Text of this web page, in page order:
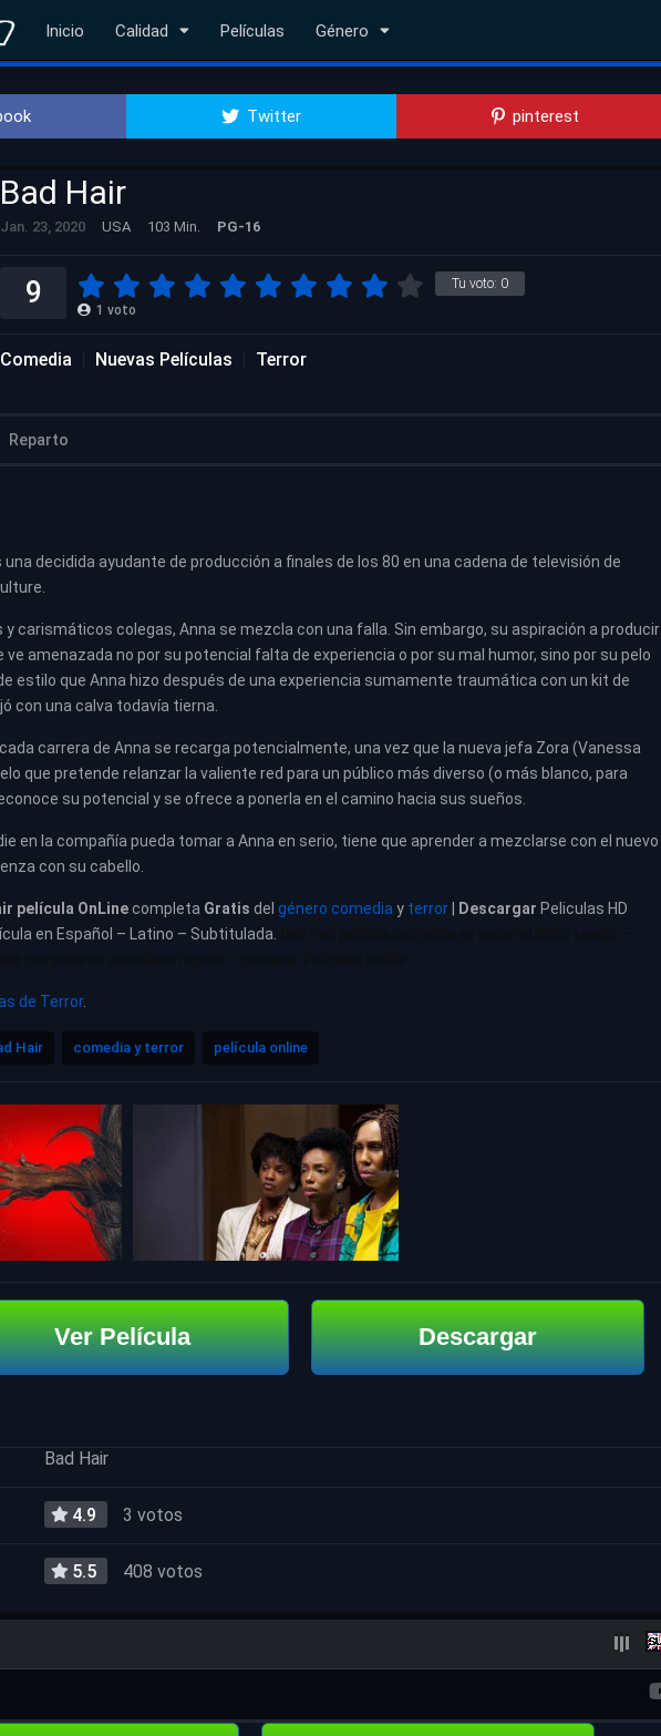
Inicio Calidad Películas Género
Twitter pinterest
Bad Hair
Jan. 23, 2020 USA 103 Min. PG-16
Tu voto: 0
9 1 voto
Comedia Nuevas Películas Terror
Reparto
una decidida ayudante de producción a finales de los 80 en una cadena de televisión de
carismáticos colegas, Anna se mezcla con una falla. Sin embargo, su aspiración a producir
ve amenazada no por su potencial falta de experiencia o por su mal humor, sino por su pelo
estilo que Anna hizo después de una experiencia sumamente traumática con un kit de
con una calva todavía tierna.
carrera de Anna se recarga potencialmente, una vez que la nueva jefa Zora (Vanessa
que pretende relanzar la valiente red para un público más diverso (o más blanco, para
su potencial y se ofrece a ponerla en el camino hacia sus sueños.
en la compañía pueda tomar a Anna en serio, tiene que aprender a mezclarse con el nuevo
con su cabello.
película OnLinecompleta Gratis del género comedia y terror Descargar Peliculas HD
en Español – Latino – Subtitulada.
de Terror.
Hair comedia y terror película online
Ver Película Descargar
Bad Hair
4.9 3 votos
5.5 408 votos